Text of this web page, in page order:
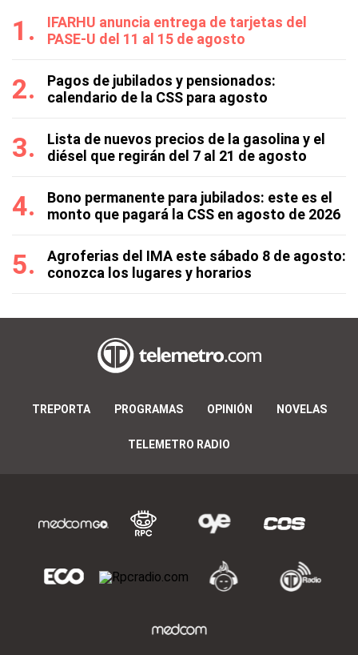
IFARHU anuncia entrega de tarjetas del
PASE-U del 11 al 15 de agosto
Pagos de jubilados y pensionados:
calendario de la CSS para agosto
Lista de nuevos precios de la gasolina y el
diésel que regirán del 7 al 21 de agosto
Bono permanente para jubilados: este es el
monto que pagará la CSS en agosto de 2026
Agroferias del IMA este sábado 8 de agosto:
conozca los lugares y horarios
TREPORTA PROGRAMAS OPINIÓN NOVELAS
TELEMETRO RADIO